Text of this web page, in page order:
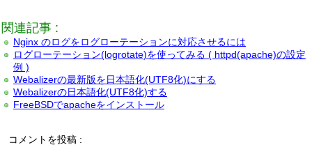
関連記事 :
Nginx のログをログローテーションに対応させるには
ログローテーション(logrotate)を使ってみる ( httpd(apache)の設定
例 )
Webalizerの最新版を日本語化(UTF8化)にする
Webalizerの日本語化(UTF8化)する
FreeBSDでapacheをインストール
コメントを投稿 :